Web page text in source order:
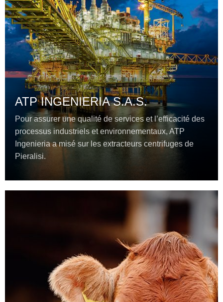
ATP INGENIERIA S.A.S.
Pour assurer une qualité de services et l’efficacité des
processus industriels et environnementaux, ATP
Ingenieria a misé sur les extracteurs centrifuges de
Pieralisi.